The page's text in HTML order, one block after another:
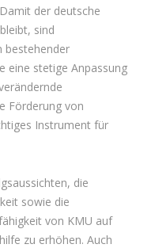
der deutsche
sind
bestehender
eine stetige Anpassung
Förderung von
Instrument für
die
sowie die
von KMU auf
zu erhöhen. Auch